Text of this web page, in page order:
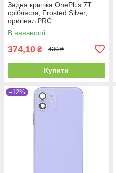
Задня кришка OnePlus 7T
срібляста, Frosted Silver,
оригінал PRC
В наявності
374,10 ₴ 430 ₴
Купити
–12%